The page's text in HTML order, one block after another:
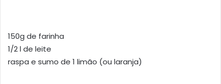
150g de farinha
1/2 l de leite
raspa e sumo de 1 limão (ou laranja)